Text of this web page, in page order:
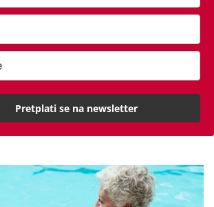
PROVJERITE PONUDU
Pretplati se na newsletter